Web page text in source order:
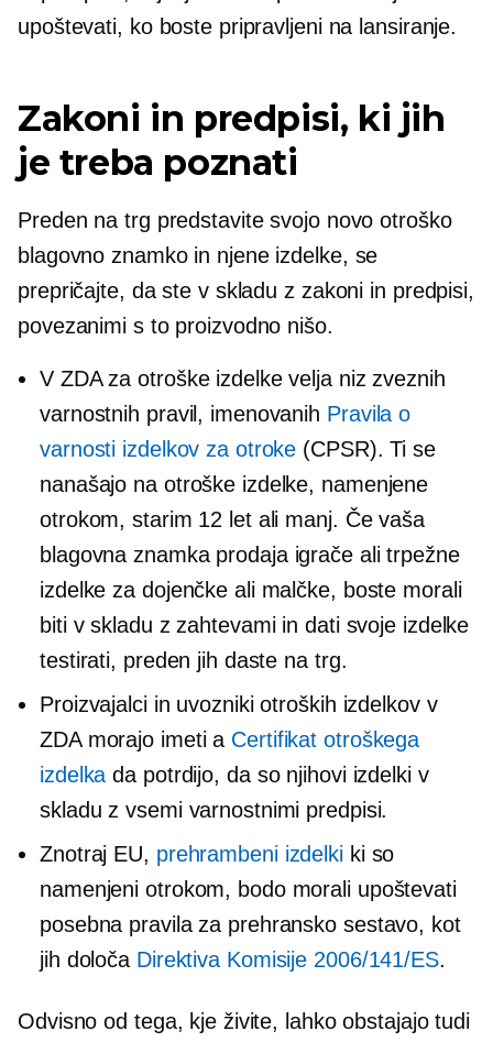
upoštevati, ko boste pripravljeni na lansiranje.
Zakoni in predpisi, ki jih
je treba poznati
Preden na trg predstavite svojo novo otroško
blagovno znamko in njene izdelke, se
prepričajte, da ste v skladu z zakoni in predpisi,
povezanimi s to proizvodno nišo.
V ZDA za otroške izdelke velja niz zveznih
varnostnih pravil, imenovanih Pravila o
varnosti izdelkov za otroke (CPSR). Ti se
nanašajo na otroške izdelke, namenjene
otrokom, starim 12 let ali manj. Če vaša
blagovna znamka prodaja igrače ali trpežne
izdelke za dojenčke ali malčke, boste morali
biti v skladu z zahtevami in dati svoje izdelke
testirati, preden jih daste na trg.
Proizvajalci in uvozniki otroških izdelkov v
ZDA morajo imeti a Certifikat otroškega
izdelka da potrdijo, da so njihovi izdelki v
skladu z vsemi varnostnimi predpisi.
Znotraj EU, prehrambeni izdelkiki so
namenjeni otrokom, bodo morali upoštevati
posebna pravila za prehransko sestavo, kot
jih določa Direktiva Komisije 2006/141/ES.
Odvisno od tega, kje živite, lahko obstajajo tudi